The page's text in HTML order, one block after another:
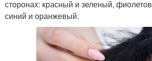
сторонах: красный и зеленый,
синий и оранжевый.